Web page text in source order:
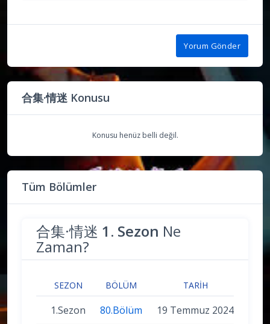
Yorum Gönder
合集·情迷 Konusu
Konusu henüz belli değil.
Tüm Bölümler
合集·情迷 1. Sezon Ne
Zaman?
SEZON BÖLÜM TARIH
1.Sezon 80.Bölüm 19 Temmuz 2024